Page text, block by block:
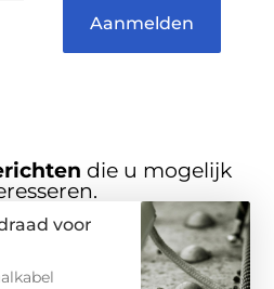
Aanmelden
die u mogelijk
voor